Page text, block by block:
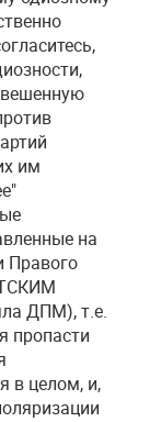
им
на
Правого
ДПМ), т.е.
пропасти
в целом, и,